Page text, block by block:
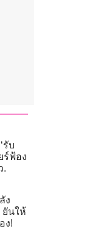
รับ
ร์ฟ้อง
.
ง
ยันให้
ง!